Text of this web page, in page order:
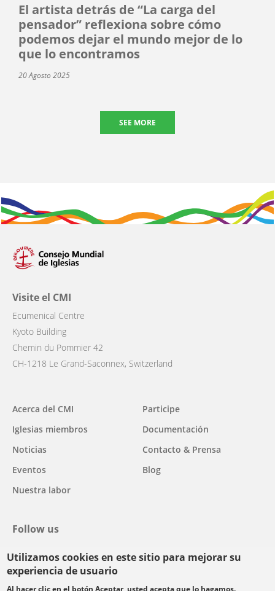
Utilizamos cookies en este sitio para mejorar su
experiencia de usuario
Al hacer clic en el botón Aceptar, usted acepta que lo hagamos.
El artista detrás de “La carga del
pensador” reflexiona sobre cómo
podemos dejar el mundo mejor de lo
que lo encontramos
20 Agosto 2025
SEE MORE
Visite el CMI
Ecumenical Centre
Kyoto Building
Chemin du Pommier 42
CH-1218 Le Grand-Saconnex, Switzerland
Main
navigation
Acerca del CMI
Iglesias miembros
Noticias
Eventos
Nuestra labor
Participe
Documentación
Contacto & Prensa
Blog
Follow us
facebook
twitteryoutubeyoutubeinstagram
Select